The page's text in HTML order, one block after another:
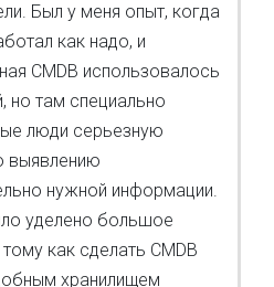
Был у меня опыт, когда
как надо, и
CMDB использовалось
но там специально
люди серьезную
выявлению
нужной информации.
уделено большое
как сделать CMDB
хранилищем